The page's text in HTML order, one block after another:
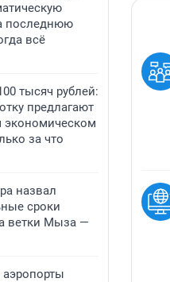
последнюю
всё
тысяч рублей:
предлагают
экономическом
за что
назвал
сроки
ветки Мыза —